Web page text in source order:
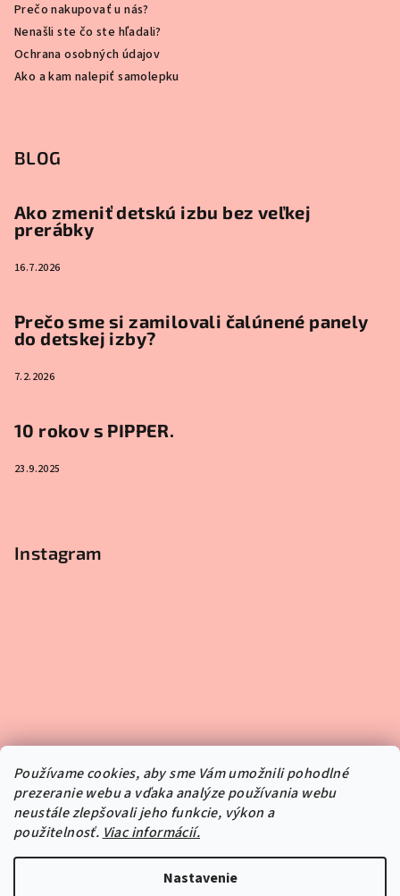
Používame cookies, aby sme Vám umožnili pohodlné
prezeranie webu a vďaka analýze používania webu
neustále zlepšovali jeho funkcie, výkon a
použitelnosť. Viac informácií.
Nastavenie
Prečo nakupovať u nás?
Nenašli ste čo ste hľadali?
Ochrana osobných údajov
Ako a kam nalepiť samolepku
BLOG
Ako zmeniť detskú izbu bez veľkej
prerábky
16.7.2026
Prečo sme si zamilovali čalúnené panely
do detskej izby?
7.2.2026
10 rokov s PIPPER.
23.9.2025
Instagram
Sledovať na Instagrame